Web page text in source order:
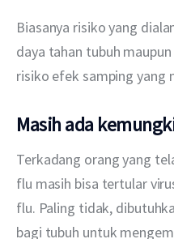
Biasanya risiko yang
daya tahan tubuh
risiko efek samping yang
Masih ada
Terkadang orang yang
flu masih bisa tertular
flu. Paling tidak,
bagi tubuh untuk